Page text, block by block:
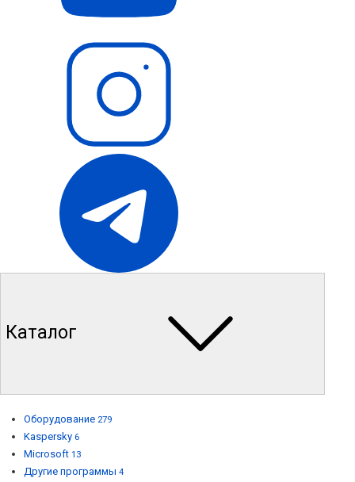
Каталог
Оборудование 279
Kaspersky 6
Microsoft 13
Другие программы 4